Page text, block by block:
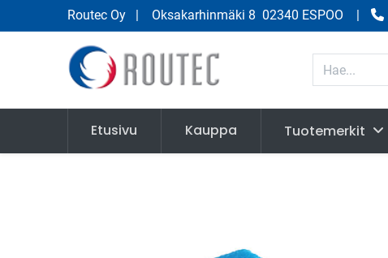
Routec Oy | Oksakarhinmäki 8 02340 ESPOO |
Etusivu Kauppa Tuotemerkit